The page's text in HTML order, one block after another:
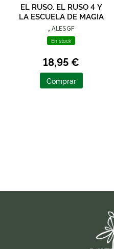
EL RUSO. EL RUSO 4 Y
LA ESCUELA DE MAGIA
, ALESGF
En stock
18,95 €
Comprar